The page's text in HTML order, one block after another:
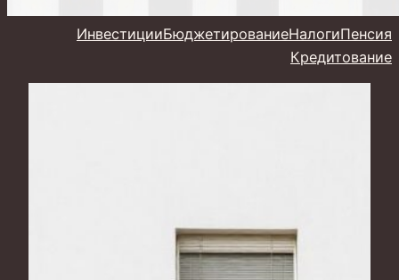
ИнвестицииБюджетированиеНалогиПенсия
Кредитование